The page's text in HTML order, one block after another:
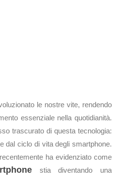
le nostre vite, rendendo
essenziale nella quotidianità.
trascurato di questa tecnologia:
dal ciclo di vita degli smartphone.
ha evidenziato come
stia diventando una